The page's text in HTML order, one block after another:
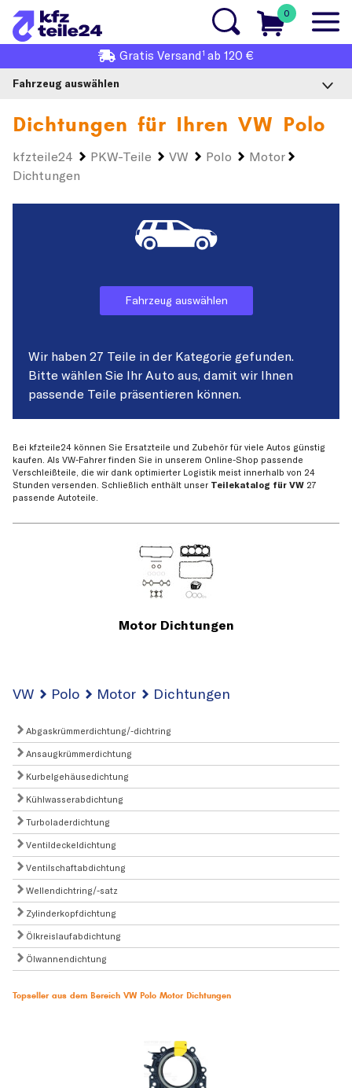
0
Gratis Versand1 ab 120 €
Fahrzeug auswählen
Dichtungen für Ihren VW Polo
kfzteile24 PKW-Teile VW Polo
Motor
Dichtungen
Fahrzeug auswählen
Wir haben 27 Teile in der Kategorie gefunden.
Bitte wählen Sie Ihr Auto aus, damit wir Ihnen
passende Teile präsentieren können.
Bei kfzteile24 können Sie Ersatzteile und Zubehör für viele Autos günstig
kaufen. Als VW-Fahrer finden Sie in unserem Online-Shop passende
Verschleißteile, die wir dank optimierter Logistik meist innerhalb von 24
Stunden versenden. Schließlich enthält unser Teilekatalog für VW 27
passende Autoteile.
Motor Dichtungen
VW Polo Motor Dichtungen
Abgaskrümmerdichtung/-dichtring
Ansaugkrümmerdichtung
Kurbelgehäusedichtung
Kühlwasserabdichtung
Turboladerdichtung
Ventildeckeldichtung
Ventilschaftabdichtung
Wellendichtring/-satz
Zylinderkopfdichtung
Ölkreislaufabdichtung
Ölwannendichtung
Topseller aus dem Bereich VW Polo Motor Dichtungen